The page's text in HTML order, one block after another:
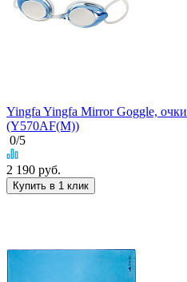
Yingfa Yingfa Mirror Goggle,
(Y570AF(M))
0/5
2 190 руб.
Купить в 1 клик